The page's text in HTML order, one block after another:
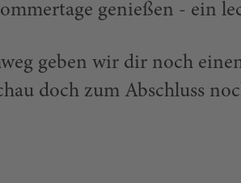
genießen - ein
geben wir dir noch
doch zum Abschluss